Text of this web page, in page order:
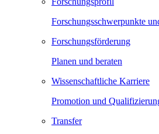
Forschungsschwerpunkte
Forschungsförderung
Planen und beraten
Wissenschaftliche Karriere
Promotion und
Transfer